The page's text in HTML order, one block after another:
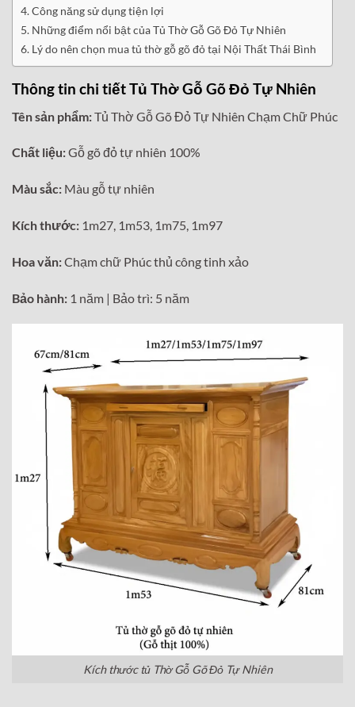
Công năng sử dụng tiện lợi
Những điểm nổi bật của Tủ Thờ Gỗ Gõ Đỏ Tự Nhiên
Lý do nên chọn mua tủ thờ gỗ gõ đỏ tại Nội Thất Thái Bình
Thông tin chi tiết Tủ Thờ Gỗ Gõ Đỏ Tự Nhiên
Tên sản phẩm:Tủ Thờ Gỗ Gõ Đỏ Tự Nhiên Chạm Chữ Phúc
Chất liệu:Gỗ gõ đỏ tự nhiên 100%
Màu sắc: Màu gỗ tự nhiên
Kích thước: 1m27, 1m53, 1m75, 1m97
Hoa văn:Chạm chữ Phúc thủ công tinh xảo
Bảo hành: 1 năm | Bảo trì: 5 năm
Kích thước tủ Thờ Gỗ Gõ Đỏ Tự Nhiên